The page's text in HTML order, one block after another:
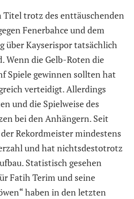
Titel trotz des enttäuschenden
Fenerbahce und dem
über Kayserispor tatsächlich
Wenn die Gelb-Roten die
Spiele gewinnen sollten hat
verteidigt. Allerdings
und die Spielweise des
bei den Anhängern. Seit
Rekordmeister mindestens
und hat nichtsdestotrotz
Statistisch gesehen
Fatih Terim und seine
haben in den letzten